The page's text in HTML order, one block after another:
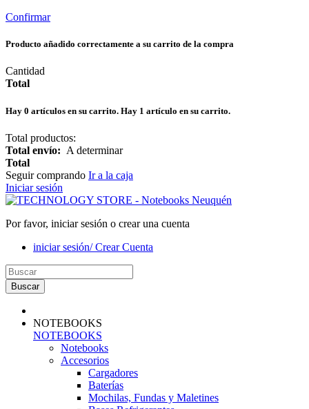
Confirmar
Producto añadido correctamente a su carrito de la compra
Cantidad
Total
Hay 0 artículos en su carrito. Hay 1 artículo en su carrito.
Total productos:
Total envío: A determinar
Total
Seguir comprando Ir a la caja
Iniciar sesión
Por favor, iniciar sesión o crear una cuenta
iniciar sesión/ Crear Cuenta
Buscar
NOTEBOOKS
NOTEBOOKS
Notebooks
Accesorios
Cargadores
Baterías
Mochilas, Fundas y Maletines